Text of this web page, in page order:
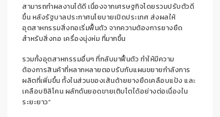
สามารถทำผลงานได้ดี เนื่องจากเศรษฐกิจโดยรวมปรับตัวดี
ขึ้น หลังรัฐบาลประกาศนโยบายเปิดประเทศ ส่งผลให้
อุตสาหกรรมสิ่งทอเริ่มฟื้นตัว จากความต้องการยางยืด
สำหรับสิ่งทอ เครื่องนุ่งห่ม ที่มากขึ้น
รวมทั้งอุตสาหกรรมอื่นๆ ที่กลับมาฟื้นตัว ทำให้มีความ
ต้องการสินค้าที่หลากหลายตอบรับกับแผนขยายกำลังการ
ผลิตที่เพิ่มขึ้น ทั้งในส่วนของเส้นด้ายยางยืดเคลือบแป้ง และ
เคลือบซิลิโคน ผลักดันยอดขายเติบโตได้อย่างต่อเนื่องใน
ระยะยาว”